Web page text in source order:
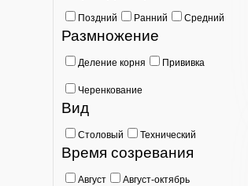
Поздний Ранний Средний
Размножение
Деление корня Прививка
Черенкование
Вид
Столовый Технический
Время созревания
Август Август-октябрь